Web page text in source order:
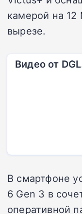
камерой на
вырезе.
Видео от
В смартфоне
6 Gen 3 в
оперативной